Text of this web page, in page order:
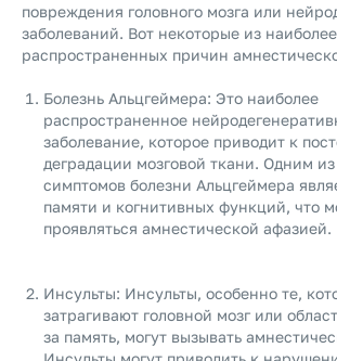
повреждения головного мозга или
заболеваний. Вот некоторые из наиболее
распространенных причин
Болезнь Альцгеймера: Это наиболее
распространенное
заболевание, которое приводит к
деградации мозговой ткани. Одним
симптомов болезни Альцгеймера
памяти и когнитивных функций, что
проявляться амнестической афазией.
Инсульты: Инсульты, особенно те,
затрагивают головной мозг или
за память, могут вызывать